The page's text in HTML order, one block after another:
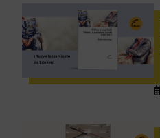
d
e
r
d